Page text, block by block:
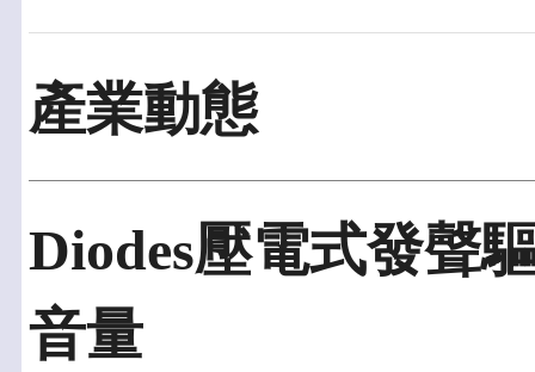
產業動態
Diodes壓電式發聲
音量